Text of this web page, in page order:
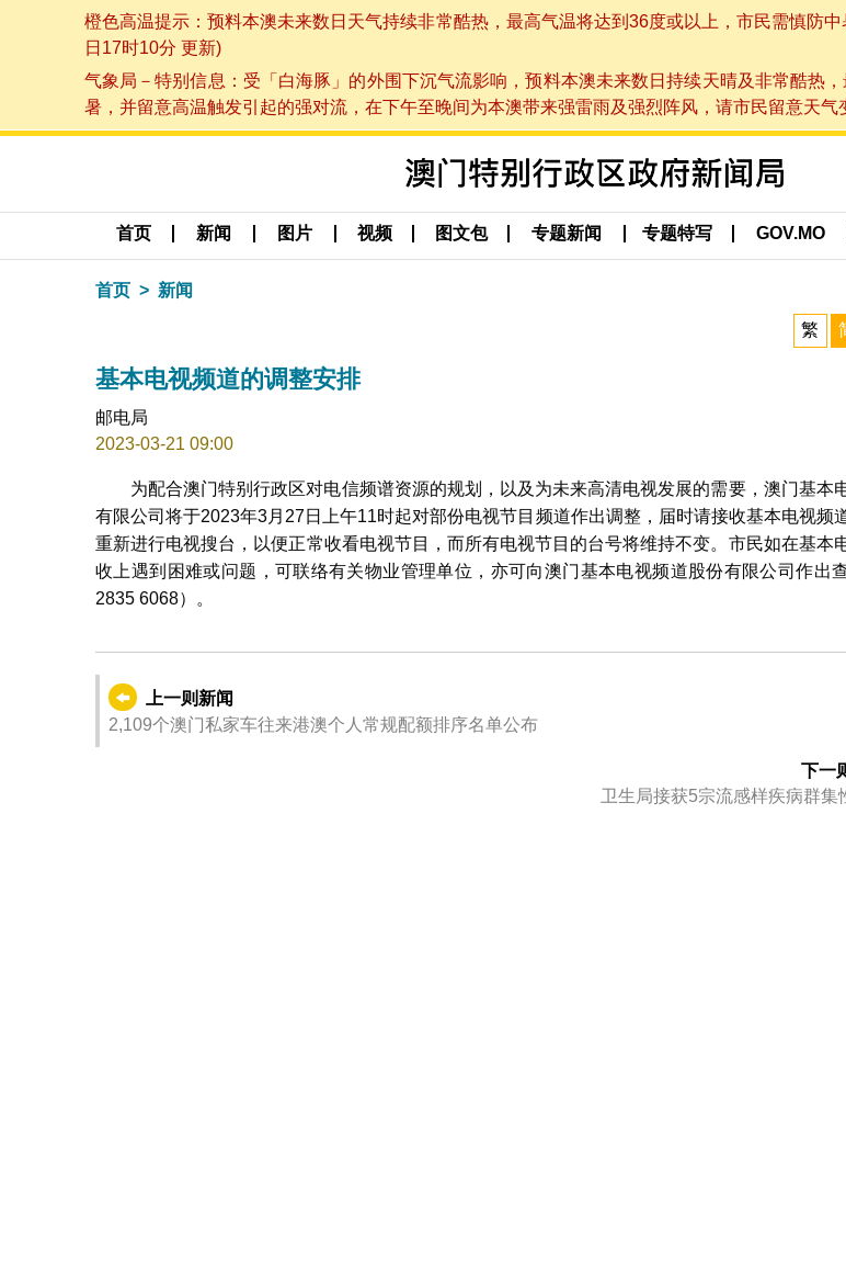
橙色高温提示：预料本澳未来数日天气持续非常酷热，最高气温将达到36度或以上，市民需慎防
日17时10分 更新)
气象局－特别信息：受「白海豚」的外围下沉气流影响，预料本澳未来数日持续天晴及非常酷热
暑，并留意高温触发引起的强对流，在下午至晚间为本澳带来强雷雨及强烈阵风，请市民留意天
首页 新闻 图片 视频 图文包 专题新闻 专题特写 GOV.MO
首页 新闻
繁
基本电视频道的调整安排
邮电局
2023-03-21 09:00
为配合澳门特别行政区对电信频谱资源的规划，以及为未来高清电视发展的需要，澳门基本
有限公司将于2023年3月27日上午11时起对部份电视节目频道作出调整，届时请接收基本电视频
重新进行电视搜台，以便正常收看电视节目，而所有电视节目的台号将维持不变。市民如在基本
收上遇到困难或问题，可联络有关物业管理单位，亦可向澳门基本电视频道股份有限公司作出
2835 6068）。
上一则新闻
2,109个澳门私家车往来港澳个人常规配额排序名单公布
下一
卫生局接获5宗流感样疾病群集